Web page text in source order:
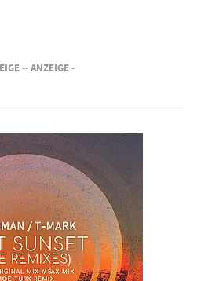
-- ANZEIGE -